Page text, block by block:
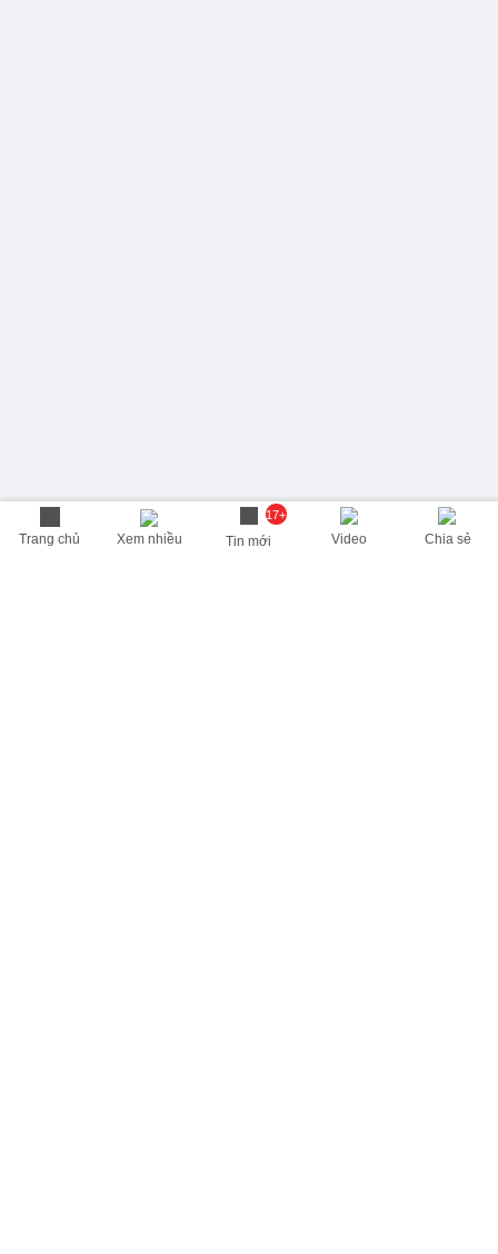
Trang chủ Xem nhiều
17+
Tin mới Video Chia sẻ